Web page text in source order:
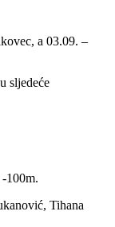
a 03.09. –
sljedeće
100m.
Tihana